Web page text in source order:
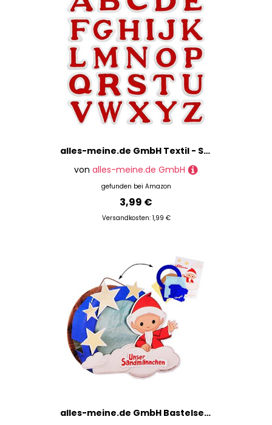
alles-meine.de GmbH Textil - Sticker - Buchstabe - P - rot - weiß - 3,7 cm * 3,5 cm - Aufnäher/Applikation/Aufbügler - gestickter Flicken - Bügelflicken/Hosenflicken/Appl..
von alles-meine.de GmbH
gefunden bei Amazon
3,99 €
Versandkosten: 1,99 €
alles-meine.de GmbH Bastelset 3-D Effekt Papier Laterne/Lampion - unser Sandmännchen - zum Basteln/Laternenbastelset - für Kinder - Papierlaterne - Lampe - Laternen L..